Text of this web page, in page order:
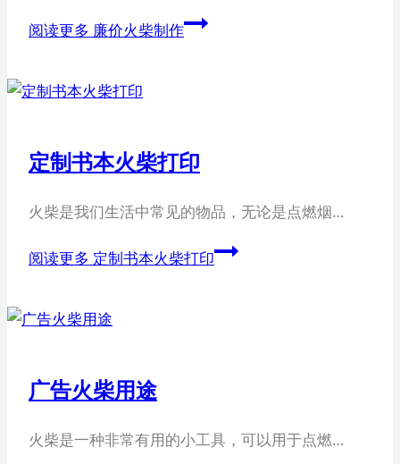
阅读更多 廉价火柴制作
定制书本火柴打印
火柴是我们生活中常见的物品，无论是点燃烟…
阅读更多 定制书本火柴打印
广告火柴用途
火柴是一种非常有用的小工具，可以用于点燃…